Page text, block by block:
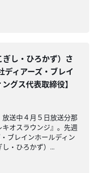
し・ひろかず）さ
ディアーズ・ブレイ
グス代表取締役】
送中４月５日放送分那
オスラウンジ』。先週
ブレインホールディン
・ひろかず）...